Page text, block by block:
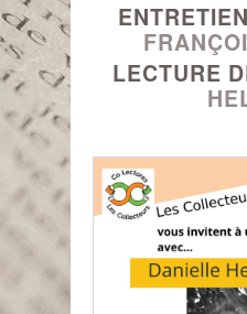
LECTURE